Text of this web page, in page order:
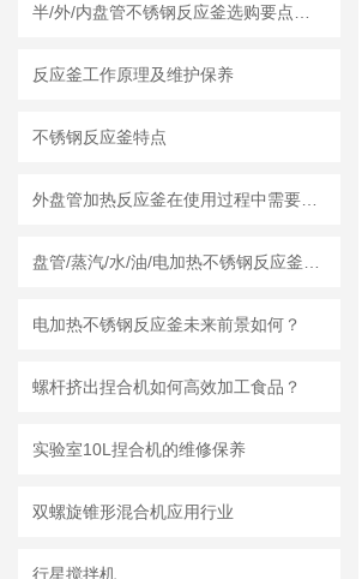
反应釜工作原理及维护保养
不锈钢反应釜特点
电加热不锈钢反应釜未来前景如何？
螺杆挤出捏合机如何高效加工食品？
实验室10L捏合机的维修保养
双螺旋锥形混合机应用行业
行星搅拌机